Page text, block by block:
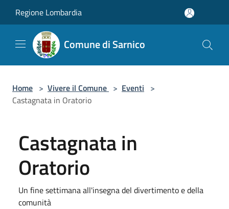
Regione Lombardia
Comune di Sarnico
Home > Vivere il Comune > Eventi >
Castagnata in Oratorio
Castagnata in
Oratorio
Un fine settimana all'insegna del divertimento e della
comunità